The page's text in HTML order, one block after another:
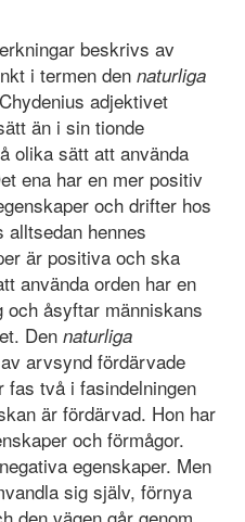
beskrivs av
i termen den naturliga
adjektivet
än i sin tionde
olika sätt att använda
ena har en mer positiv
och drifter hos
alltsedan hennes
är positiva och ska
använda orden har en
och åsyftar människans
Den naturliga
arvsynd fördärvade
fas två i fasindelningen
är fördärvad. Hon har
och förmågor.
egenskaper. Men
sig själv, förnya